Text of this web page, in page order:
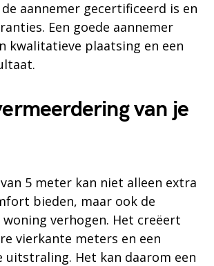
aannemer gecertificeerd is en
Een goede aannemer
kwalitatieve plaatsing en een
van je
5 meter kan niet alleen extra
bieden, maar ook de
woning verhogen. Het creëert
vierkante meters en een
uitstraling. Het kan daarom een